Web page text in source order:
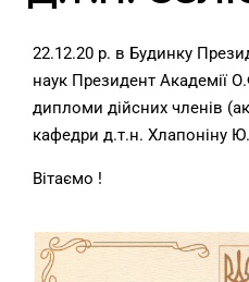
22.12.20 р. в Будинку
наук Президент Академії
дипломи дійсних членів
кафедри д.т.н. Хлапоніну
Вітаємо !